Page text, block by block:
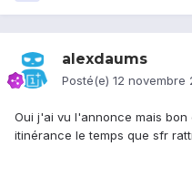
alexdaums
Posté(e) 12 novembre
Oui j'ai vu l'annonce mais
itinérance le temps que sfr